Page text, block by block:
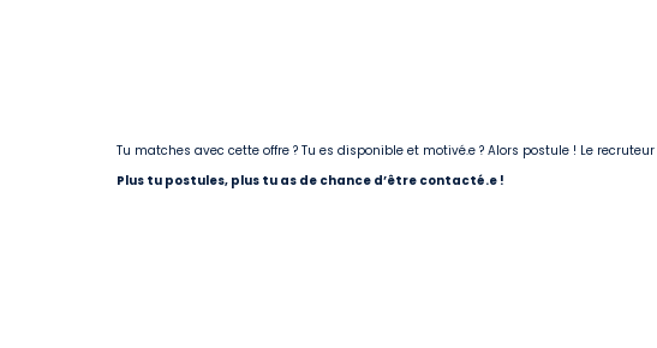
Tu matches avec cette offre ? Tu es disponible et motivé.e ? Alors postule ! Le
Plus tu postules, plus tu as de chance d’être contacté.e !